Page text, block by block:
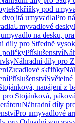
Skříňky pod
umyvadlaPro
Umyvadlové desky
na desku,
díly pro Středně
poličkyPříslušenství
Náhradní díly pro
Zrcadlové skříňky
Příslušenství
napájení z
Stojánková,
Náhradní díly
Pro umyvadlové